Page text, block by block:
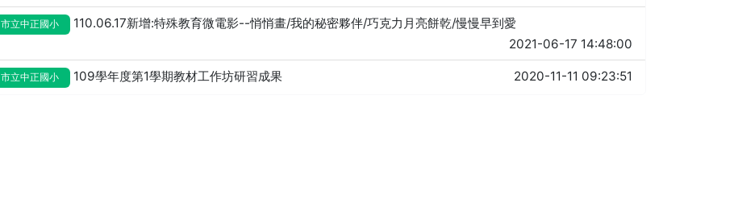
市立中正國小
110.06.17新增:特殊教育微電影--悄悄畫/我的秘密夥伴/巧克力月亮餅乾/慢慢早到愛
2021-06-17 14:48:00
市立中正國小 109學年度第1學期教材工作坊研習成果 2020-11-11 09:23:51